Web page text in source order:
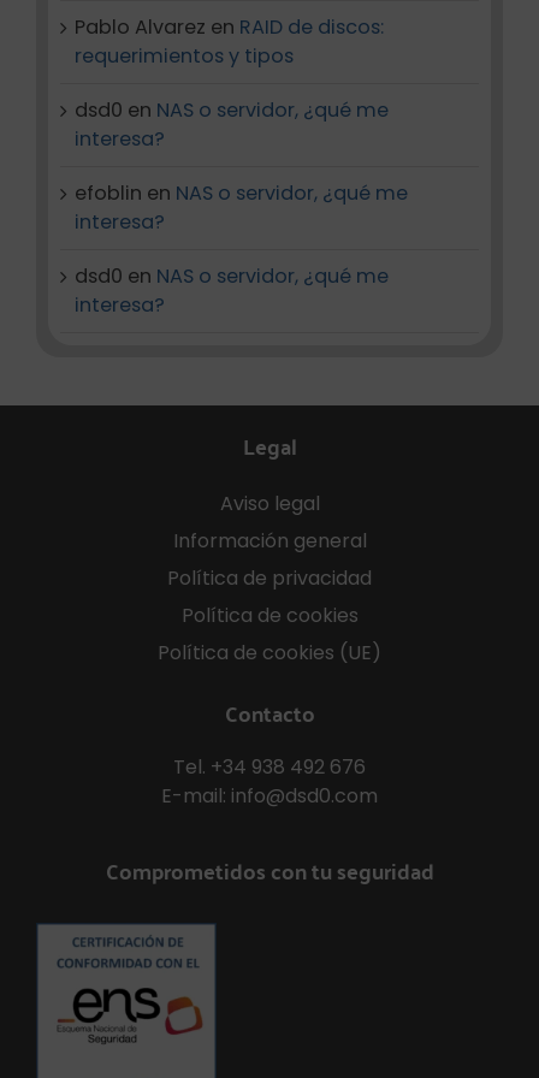
Pablo Alvarez en RAID de discos:
requerimientos y tipos
dsd0 en NAS o servidor, ¿qué me
interesa?
efoblin en NAS o servidor, ¿qué me
interesa?
dsd0 en NAS o servidor, ¿qué me
interesa?
Legal
Aviso legal
Información general
Política de privacidad
Política de cookies
Política de cookies (UE)
Contacto
Tel. +34 938 492 676
E-mail: info@dsd0.com
Comprometidos con tu seguridad